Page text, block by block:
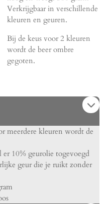
Verkrijgbaar in verschillende
kleuren en geuren.
Bij de keus voor 2 kleuren
wordt de beer ombre
gegoten.
meerdere kleuren wordt de
er 10% geurolie togevoegd
geur die je ruikt zonder